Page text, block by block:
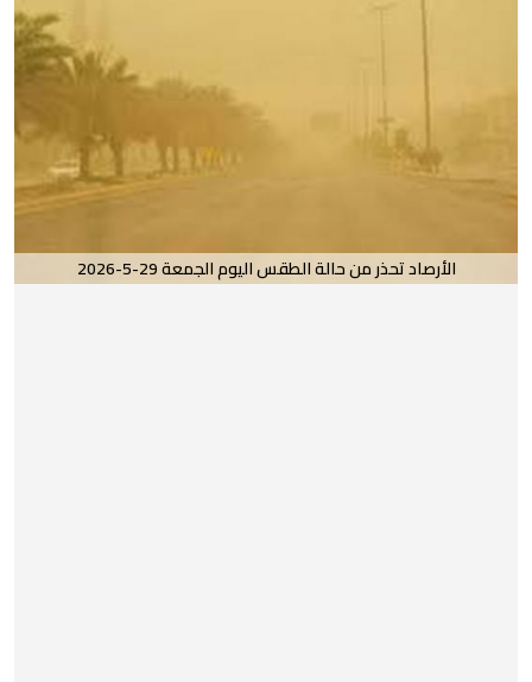
الأرصاد تحذر من حالة الطقس اليوم الجمعة 29-5-2026